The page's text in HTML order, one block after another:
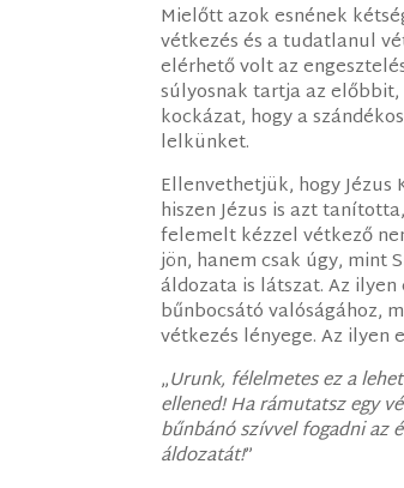
Mielőtt azok esnének
vétkezés és a tudatlanul
elérhető volt az
súlyosnak tartja az
kockázat, hogy a
lelkünket.
Ellenvethetjük, hogy
hiszen Jézus is azt
felemelt kézzel vétkező
jön, hanem csak úgy, mint
áldozata is látszat. Az
bűnbocsátó valóságához,
vétkezés lényege. Az
„Urunk, félelmetes ez a
ellened! Ha rámutatsz egy
bűnbánó szívvel fogadni
áldozatát!”